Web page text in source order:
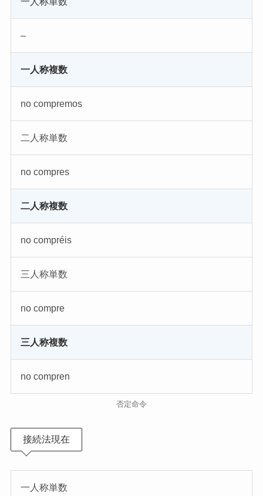
–
一人称複数
no compremos
二人称単数
no compres
二人称複数
no compréis
三人称単数
no compre
三人称複数
no compren
否定命令
接続法現在
一人称単数